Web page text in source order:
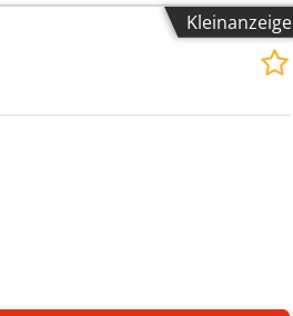
Oberboden: 1 x
DN 400 (ohne Haube) 2 xKleinanzeige